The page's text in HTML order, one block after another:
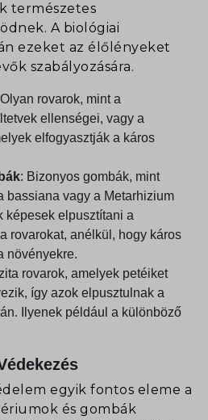
természetes
A biológiai
ezeket az élőlényeket
szabályozására.
rovarok, mint a
ellenségei, vagy a
elfogyasztják a káros
: Bizonyos gombák, mint
bassiana vagy a Metarhizium
képesek elpusztítani a
rovarokat, anélkül, hogy káros
növényekre.
rovarok, amelyek petéiket
így azok elpusztulnak a
Ilyenek például a különböző
egyik fontos eleme a
és gombák